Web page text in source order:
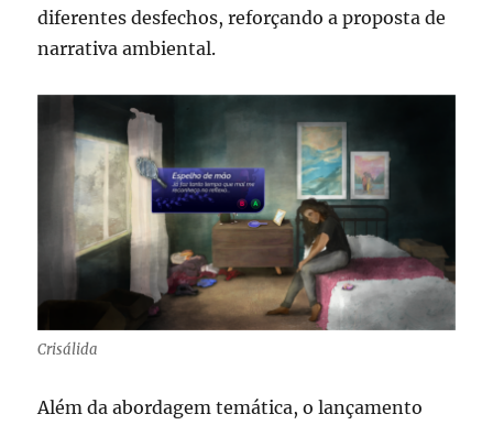
diferentes desfechos, reforçando a proposta de
narrativa ambiental.
Crisálida
Além da abordagem temática, o lançamento